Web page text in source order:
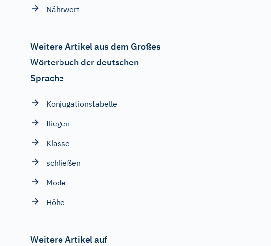
Nährwert
Weitere Artikel aus dem Großes
Wörterbuch der deutschen
Sprache
Konjugationstabelle
fliegen
Klasse
schließen
Mode
Höhe
Weitere Artikel auf